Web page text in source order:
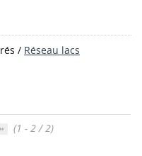
/ Réseau lacs
(1 - 2 / 2)